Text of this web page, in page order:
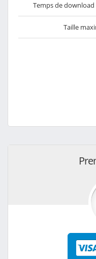
Temps de
Taille